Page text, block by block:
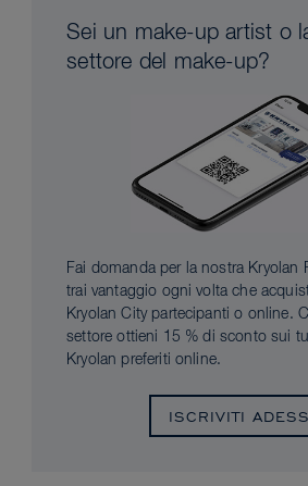
Sei un make-up artist o
settore del make-up?
Fai domanda per la nostra Kryolan
trai vantaggio ogni volta che
Kryolan City partecipanti o online.
settore ottieni 15 % di sconto sui
Kryolan preferiti online.
ISCRIVITI